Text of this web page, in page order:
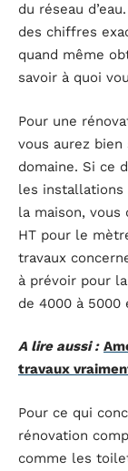
du réseau
des chiffres
quand même
savoir à quoi
Pour une
vous aurez bien
domaine. Si ce
les installations
la maison, vous
HT pour le
travaux
à prévoir pour
de 4000 à 5000
A lire aussi :
travaux
Pour ce qui
rénovation
comme les